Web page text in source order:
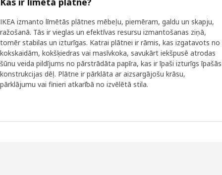
IKEA izmanto līmētās plātnes mēbeļu, piemēram, galdu un skapju,
ražošanā. Tās ir vieglas un efektīvas resursu izmantošanas ziņā,
tomēr stabilas un izturīgas. Katrai plātnei ir rāmis, kas izgatavots no
kokskaidām, kokšķiedras vai masīvkoka, savukārt iekšpusē atrodas
šūnu veida pildījums no pārstrādāta papīra, kas ir īpaši izturīgs īpašās
konstrukcijas dēļ. Plātne ir pārklāta ar aizsargājošu krāsu,
pārklājumu vai finieri atkarībā no izvēlētā stila.